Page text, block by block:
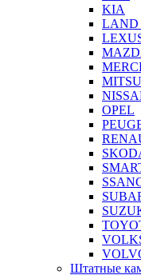
KIA
LAND
OPEL
Штатные